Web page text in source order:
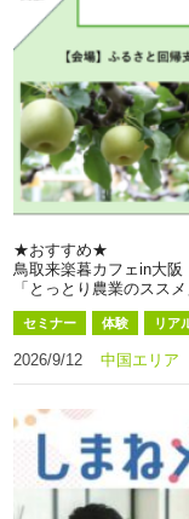
★おすすめ★
鳥取来楽暮カフェin大阪
「とっとり農業のススメ
セミナー 体験 リア
2026/9/12 中国エリア